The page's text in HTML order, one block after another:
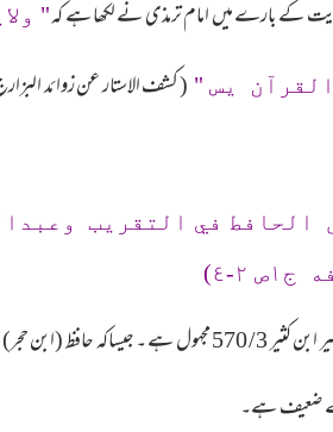
"
يس " ( کشف الاستار عن زوائد البزارج 3ص 87 ح 2304 من حدیث عطا عنن ابی ہریرۃ رضی
في التقريب
٢-٤)
بن الفضل کو میں نہیں جانتا ۔
سے ضعیف ہے۔